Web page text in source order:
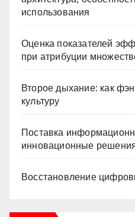
использования
Оценка показателей
при атрибуции
Второе дыхание: как
культуру
Поставка
инновационные
Восстановление